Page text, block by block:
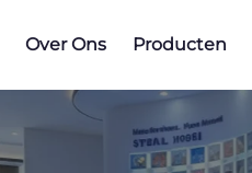
Over Ons Producten